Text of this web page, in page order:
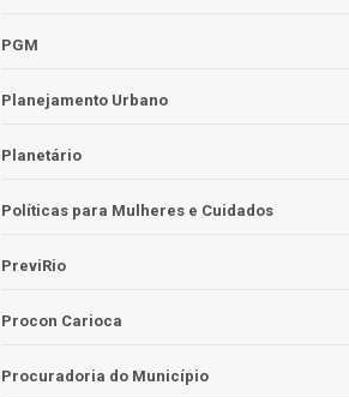
PGM
Planejamento Urbano
Planetário
Políticas para Mulheres e Cuidados
PreviRio
Procon Carioca
Procuradoria do Município